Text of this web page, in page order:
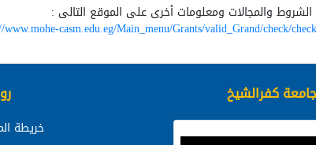
الشروط والمجالات ومعلومات أخرى على الموقع التالى :
casm.edu.eg/Main_menu/Grants/valid_Grand/check/
جامعة كفرالشيخ
خريطة